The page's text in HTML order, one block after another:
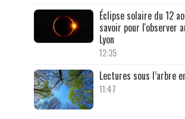
Éclipse solaire du 12
savoir pour l'observer
Lyon
12:35
Lectures sous l’arbre
11:47